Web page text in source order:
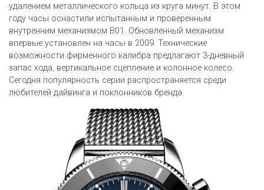
удалением металлического кольца из круга минут. В этом
году часы оснастили испытанным и проверенным
внутренним механизмом B01. Обновленный механизм
впервые установлен на часы в 2009. Технические
возможности фирменного калибра предлагают 3-дневный
запас хода, вертикальное сцепление и колонное колесо.
Сегодня популярность серии распространяется среди
любителей дайвинга и поклонников бренда.